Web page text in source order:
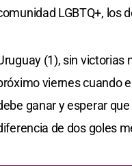
LGBTQ+, los
(1), sin victorias
viernes cuando
ganar y esperar
de dos goles